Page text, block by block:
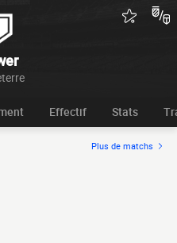
Effectif Stats
Plus de matchs